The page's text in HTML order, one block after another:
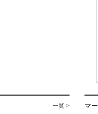
一覧 > マ